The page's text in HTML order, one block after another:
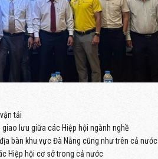
tải
lưu giữa các Hiệp hội ngành nghề
bàn khu vực Đà Nẵng cũng như trên cả nước
Hiệp hội cơ sở trong cả nước